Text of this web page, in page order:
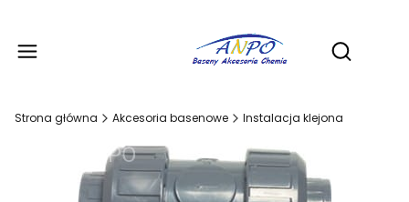
Otwórz
Strona główna Akcesoria basenowe Instalacja klejona